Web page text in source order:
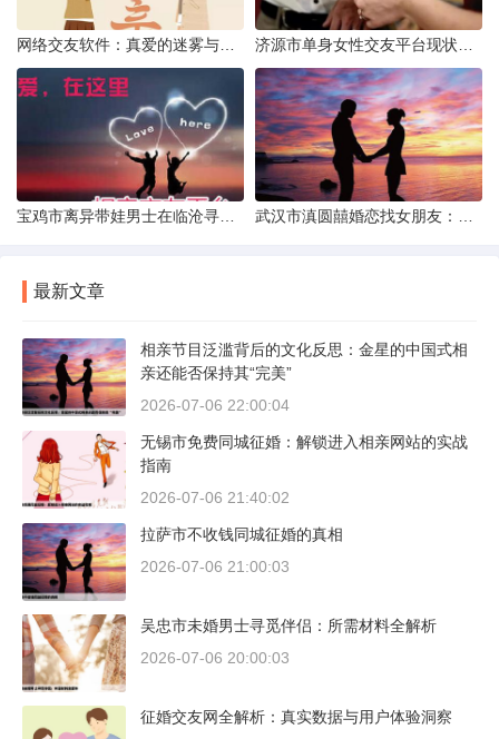
最新文章
相亲节目泛滥背后的文化反思：金星的中国式相
亲还能否保持其“完美”
2026-07-06 22:00:04
无锡市免费同城征婚：解锁进入相亲网站的实战
指南
2026-07-06 21:40:02
拉萨市不收钱同城征婚的真相
2026-07-06 21:00:03
吴忠市未婚男士寻觅伴侣：所需材料全解析
2026-07-06 20:00:03
征婚交友网全解析：真实数据与用户体验洞察